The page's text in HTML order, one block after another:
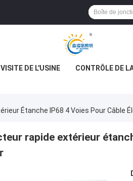
VISITE DE L'USINE CONTRÔLE DE
Étanche IP68 4 Voies Pour Câble
rapide extérieur